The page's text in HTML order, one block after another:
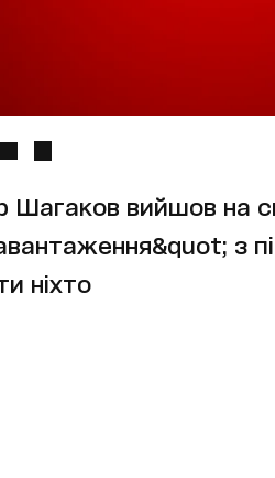
Шагаков вийшов на
з
ніхто